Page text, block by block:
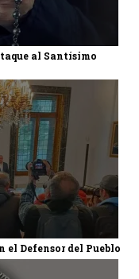
al Santísimo
el Defensor del Pueblo